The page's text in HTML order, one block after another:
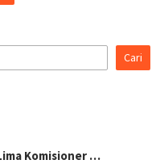
Cari
Komisioner …